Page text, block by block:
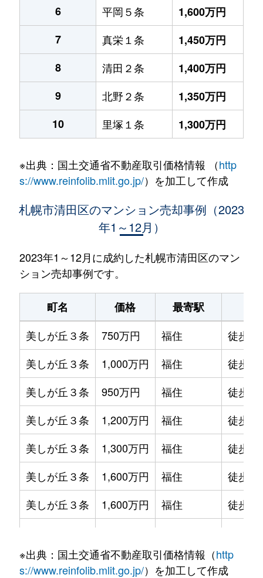
6
平岡５条
1,600万円
7
真栄１条
1,450万円
8
清田２条
1,400万円
9
北野２条
1,350万円
10
里塚１条 1,300万円
※出典：国土交通省不動産取引価格情報 （http
s://www.reinfolib.mlit.go.jp/）を加工して作成
札幌市清田区のマンション売却事例（2023
年1～12月）
2023年1～12月に成約した札幌市清田区のマン
ション売却事例です。
町名 価格 最寄駅
美しが丘３条
750万円 福住
徒歩1
美しが丘３条
1,000万円 福住
徒歩1
美しが丘３条
950万円 福住
徒歩1
美しが丘３条
1,200万円 福住
徒歩1
美しが丘３条
1,300万円 福住
徒歩1
美しが丘３条
1,600万円 福住
徒歩1
美しが丘３条
1,600万円 福住
徒歩1
北野２条
1,300万円 南郷18丁目
徒歩
※出典：国土交通省不動産取引価格情報（http
s://www.reinfolib.mlit.go.jp/）を加工して作成